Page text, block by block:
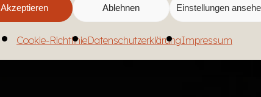
Akzeptieren Ablehnen Einstellungen
Cookie-RichtlinieDatenschutzerklärungImpressum